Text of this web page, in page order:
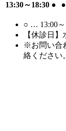
13:30～18:30 ● ●
○ … 13:00～
【休診日
※お問い合
絡ください。